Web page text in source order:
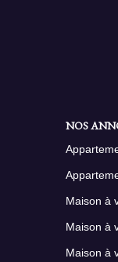
NOS
Maison à
Maison à
Maison à